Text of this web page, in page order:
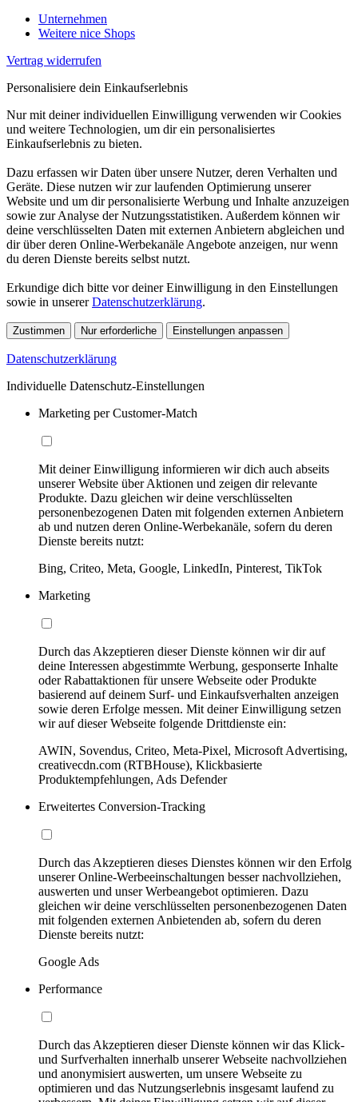
Unternehmen
Weitere nice Shops
Vertrag widerrufen
Personalisiere dein Einkaufserlebnis
Nur mit deiner individuellen Einwilligung verwenden wir Cookies
und weitere Technologien, um dir ein personalisiertes
Einkaufserlebnis zu bieten.
Dazu erfassen wir Daten über unsere Nutzer, deren Verhalten und
Geräte. Diese nutzen wir zur laufenden Optimierung unserer
Website und um dir personalisierte Werbung und Inhalte anzuzeigen
sowie zur Analyse der Nutzungsstatistiken. Außerdem können wir
deine verschlüsselten Daten mit externen Anbietern abgleichen und
dir über deren Online-Werbekanäle Angebote anzeigen, nur wenn
du deren Dienste bereits selbst nutzt.
Erkundige dich bitte vor deiner Einwilligung in den Einstellungen
sowie in unsererDatenschutzerklärung.
Zustimmen Nur erforderliche Einstellungen anpassen
Datenschutzerklärung
Individuelle Datenschutz-Einstellungen
Marketing per Customer-Match
Mit deiner Einwilligung informieren wir dich auch abseits
unserer Website über Aktionen und zeigen dir relevante
Produkte. Dazu gleichen wir deine verschlüsselten
personenbezogenen Daten mit folgenden externen Anbietern
ab und nutzen deren Online-Werbekanäle, sofern du deren
Dienste bereits nutzt:
Bing, Criteo, Meta, Google, LinkedIn, Pinterest, TikTok
Marketing
Durch das Akzeptieren dieser Dienste können wir dir auf
deine Interessen abgestimmte Werbung, gesponserte Inhalte
oder Rabattaktionen für unsere Webseite oder Produkte
basierend auf deinem Surf- und Einkaufsverhalten anzeigen
sowie deren Erfolge messen. Mit deiner Einwilligung setzen
wir auf dieser Webseite folgende Drittdienste ein:
AWIN, Sovendus, Criteo, Meta-Pixel, Microsoft Advertising,
creativecdn.com (RTBHouse), Klickbasierte
Produktempfehlungen, Ads Defender
Erweitertes Conversion-Tracking
Durch das Akzeptieren dieses Dienstes können wir den Erfolg
unserer Online-Werbeeinschaltungen besser nachvollziehen,
auswerten und unser Werbeangebot optimieren. Dazu
gleichen wir deine verschlüsselten personenbezogenen Daten
mit folgenden externen Anbietenden ab, sofern du deren
Dienste bereits nutzt:
Google Ads
Performance
Durch das Akzeptieren dieser Dienste können wir das Klick-
und Surfverhalten innerhalb unserer Webseite nachvollziehen
und anonymisiert auswerten, um unsere Webseite zu
optimieren und das Nutzungserlebnis insgesamt laufend zu